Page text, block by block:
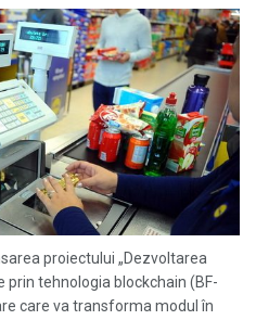
proiectului „Dezvoltarea
prin tehnologia blockchain (BF-
care va transforma modul în